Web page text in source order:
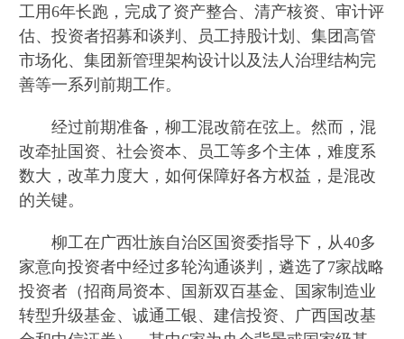
工用6年长跑，完成了资产整合、清产核资、审计评
估、投资者招募和谈判、员工持股计划、集团高管
市场化、集团新管理架构设计以及法人治理结构完
善等一系列前期工作。
经过前期准备，柳工混改箭在弦上。然而，混
改牵扯国资、社会资本、员工等多个主体，难度系
数大，改革力度大，如何保障好各方权益，是混改
的关键。
柳工在广西壮族自治区国资委指导下，从40多
家意向投资者中经过多轮沟通谈判，遴选了7家战略
投资者（招商局资本、国新双百基金、国家制造业
转型升级基金、诚通工银、建信投资、广西国改基